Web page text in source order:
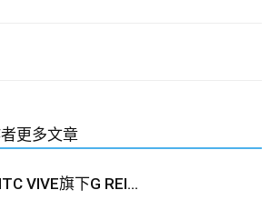
更多文章
VIVE旗下G REI...